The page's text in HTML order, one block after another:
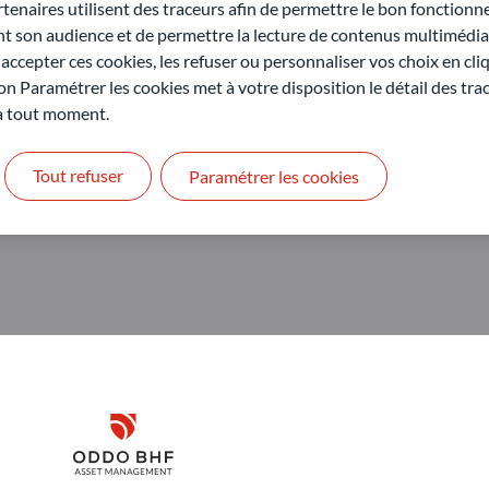
Disclaimer
GmbH
ODDO BHF Asset Management GmbH
utilisent des traceurs afin de permettre le bon
son audience et de permettre la lecture de contenus
ces cookies, les refuser ou personnaliser vos choix en
Paramétrer les cookies met à votre disposition le détail des
tout moment.
Tout refuser Paramétrer les cookies